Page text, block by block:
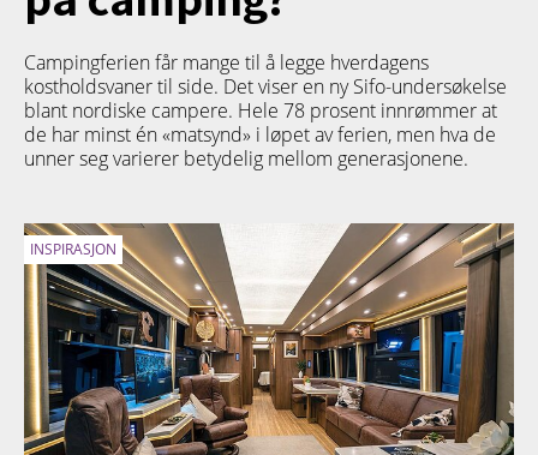
Campingferien får mange til å legge hverdagens
kostholdsvaner til side. Det viser en ny Sifo-undersøkelse
blant nordiske campere. Hele 78 prosent innrømmer at
de har minst én «matsynd» i løpet av ferien, men hva de
unner seg varierer betydelig mellom generasjonene.
INSPIRASJON